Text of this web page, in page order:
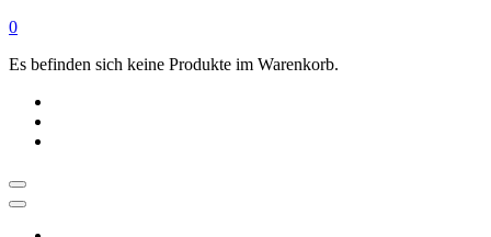
0
Es befinden sich keine Produkte im Warenkorb.